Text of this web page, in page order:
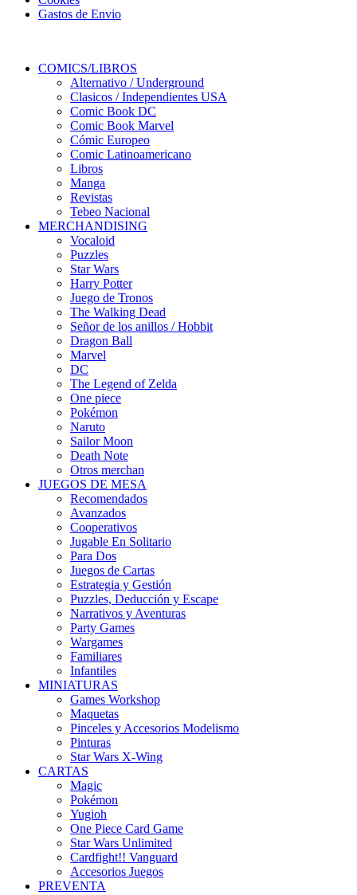
Gastos de Envio
COMICS/LIBROS
Alternativo / Underground
Clasicos / Independientes USA
Comic Book DC
Comic Book Marvel
Cómic Europeo
Comic Latinoamericano
Libros
Manga
Revistas
Tebeo Nacional
MERCHANDISING
Vocaloid
Puzzles
Star Wars
Harry Potter
Juego de Tronos
The Walking Dead
Señor de los anillos / Hobbit
Dragon Ball
Marvel
DC
The Legend of Zelda
One piece
Pokémon
Naruto
Sailor Moon
Death Note
Otros merchan
JUEGOS DE MESA
Recomendados
Avanzados
Cooperativos
Jugable En Solitario
Para Dos
Juegos de Cartas
Estrategia y Gestión
Puzzles, Deducción y Escape
Narrativos y Aventuras
Party Games
Wargames
Familiares
Infantiles
MINIATURAS
Games Workshop
Maquetas
Pinceles y Accesorios Modelismo
Pinturas
Star Wars X-Wing
CARTAS
Magic
Pokémon
Yugioh
One Piece Card Game
Star Wars Unlimited
Cardfight!! Vanguard
Accesorios Juegos
PREVENTA